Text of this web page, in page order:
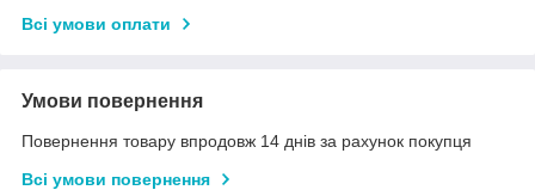
Всі умови оплати
Умови повернення
Повернення товару впродовж 14 днів за рахунок покупця
Всі умови повернення